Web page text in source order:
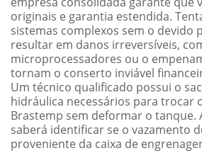
originais e garantia estendida.
sistemas complexos sem o devido
resultar em danos irreversíveis,
microprocessadores ou o
tornam o conserto inviável
Um técnico qualificado possui o
hidráulica necessários para trocar
Brastemp sem deformar o tanque.
saberá identificar se o vazamento
proveniente da caixa de